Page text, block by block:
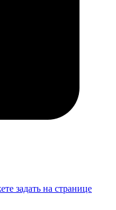
задать на странице